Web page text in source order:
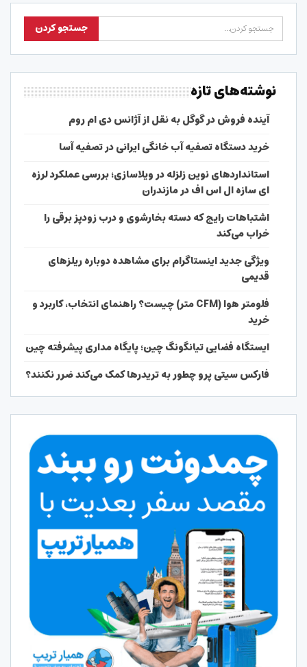
نوشته‌های تازه
آینده فروش در گوگل به نقل از آژانس دی ام روم
خرید دستگاه تصفیه آب خانگی ایرانی در تصفیه آسا
استانداردهای نوین زلزله در ویلاسازی؛ بررسی عملکرد لرزه
ای سازه ال اس اف در مازندران
اشتباهات رایج که دسته بخارشوی و درب زودپز برقی را
خراب می‌کند
ویژگی جدید اینستاگرام برای مشاهده دوباره ریلزهای
قدیمی
فلومتر هوا (CFM متر) چیست؟ راهنمای انتخاب، کاربرد و
خرید
ایستگاه فضایی تیانگونگ چین؛ پایگاه مداری پیشرفته چین
فارکس سیتی پرو چطور به تریدرها کمک می‌کند ضرر نکنند؟